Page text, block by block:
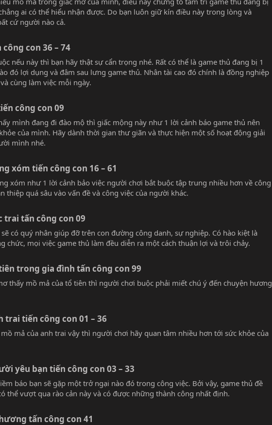
ai có thể hiểu nhận được. Do bạn luôn giữ kín điều này trong lòng và
cứ người nào cả.
con 36 – 74
nếu này thì bạn hãy thật sự cẩn trọng nhé. Rất có thể là game thủ đang bị 1
đó lợi dụng và đâm sau lưng game thủ. Nhân tài cao đó chính là đồng nghiệp
cùng làm việc mỗi ngày.
công con 09
mình đang đi đào mộ thì giấc mộng này như 1 lời cảnh báo game thủ nên
của mình. Hãy dành thời gian thư giãn và thực hiện một số hoạt động giải
mình nhé.
xóm tiến công con 16 – 61
xóm như 1 lời cảnh bảo việc người chơi bắt buộc tập trung nhiều hơn về công
thiệp quá sâu vào vấn đề và công việc của người khác.
trai tấn công con 09
có quý nhân giúp đỡ trên con đường công danh, sự nghiệp. Có hào kiệt là
chức, mọi việc game thủ làm đều diễn ra một cách thuận lợi và trôi chảy.
trong gia đình tấn công con 99
thấy mồ mả của tổ tiên thì người chơi buộc phải miết chú ý đến chuyện hương
trai tiến công con 01 – 36
mả của anh trai vậy thì người chơi hãy quan tâm nhiều hơn tới sức khỏe của
yêu bạn tiến công con 03 – 33
báo bạn sẽ gặp một trở ngại nào đó trong công việc. Bởi vậy, game thủ đề
thể vượt qua rào cản này và có được những thành công nhất định.
tấn công con 41